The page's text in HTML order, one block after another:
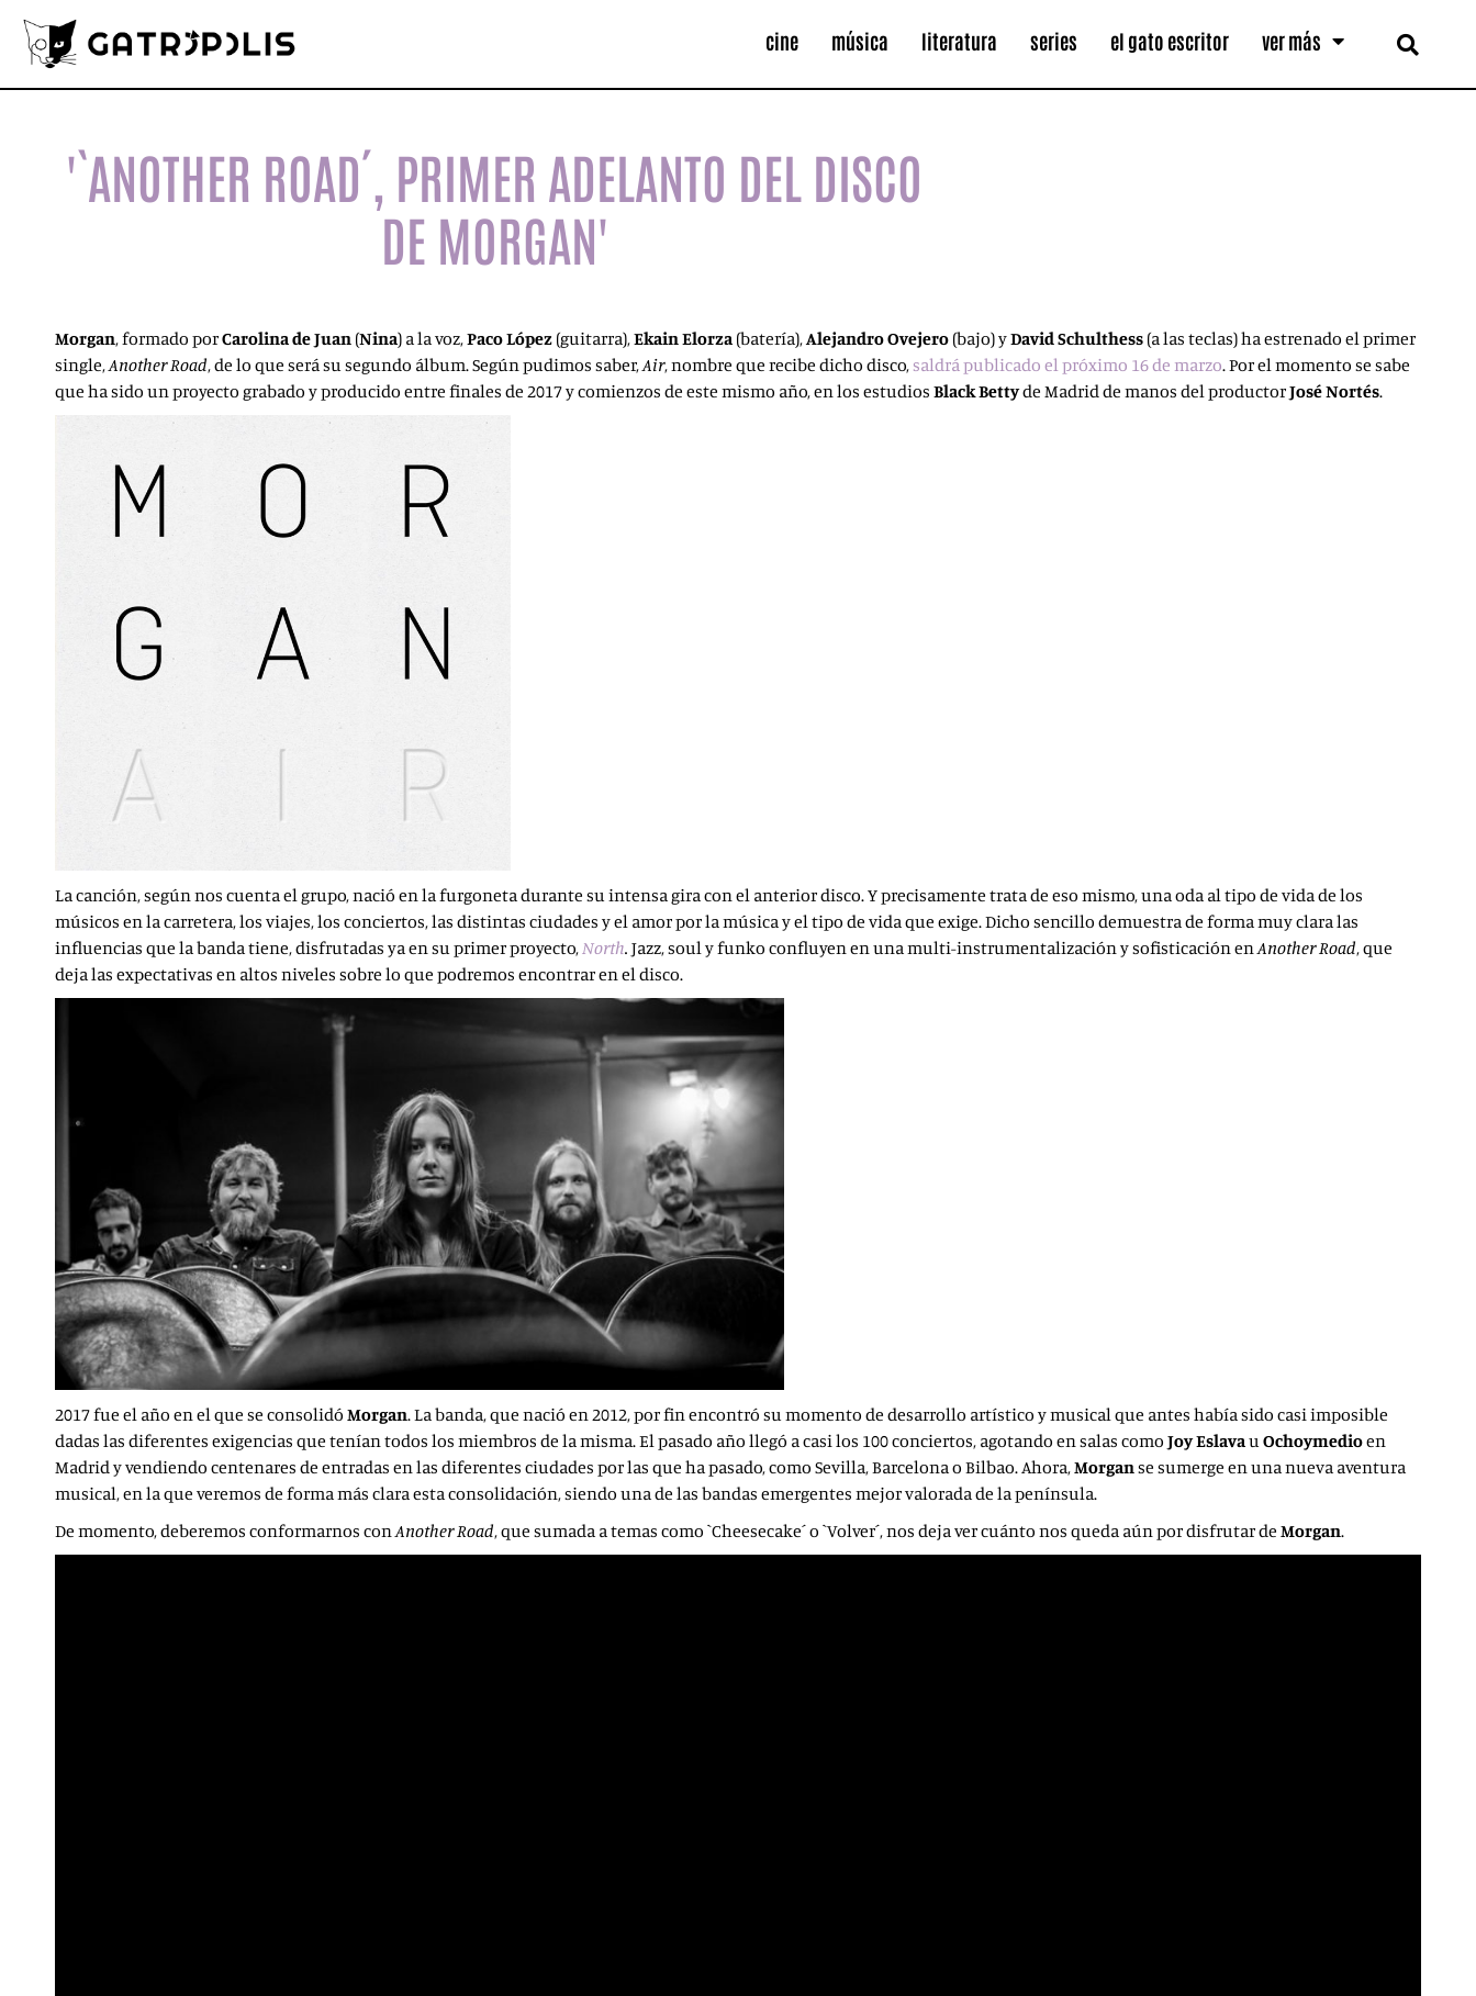
cine música literatura series el gato escritor ver más
'`ANOTHER ROAD´, PRIMER ADELANTO DEL DISCO
DE MORGAN'
Morgan, formado porCarolina de Juan (Nina) a la voz,Paco López (guitarra),Ekain Elorza (batería),Alejandro Ovejero (bajo) yDavid Schulthess (a las teclas) ha estrenado el primer
single,Another Road, de lo que será su segundo álbum. Según pudimos saber,Air, nombre que recibe dicho disco,saldrá publicado el próximo 16 de marzo. Por el momento se sabe
que ha sido un proyecto grabado y producido entre finales de 2017 y comienzos de este mismo año, en los estudios Black Bettyde Madrid de manos del productorJoséNortés.
La canción, según nos cuenta el grupo, nació en la furgoneta durante su intensa gira con el anterior disco. Y precisamente trata de eso mismo, una oda al tipo de vida de los
músicos en la carretera, los viajes, los conciertos, las distintas ciudades y el amor por la música y el tipo de vida que exige. Dicho sencillo demuestra de forma muy clara las
influencias que la banda tiene, disfrutadas ya en su primer proyecto,North. Jazz, soul y funko confluyen en una multi-instrumentalización y sofisticación enAnother Road, que
deja las expectativas en altos niveles sobre lo que podremos encontrar en el disco.
2017 fue el año en el que se consolidó Morgan. La banda, que nació en 2012, por fin encontró su momento de desarrollo artístico y musical que antes había sido casi imposible
dadas las diferentes exigencias que tenían todos los miembros de la misma. El pasado año llegó a casi los 100 conciertos, agotando en salas como Joy EslavauOchoymedioen
Madrid y vendiendo centenares de entradas en las diferentes ciudades por las que ha pasado, como Sevilla, Barcelona o Bilbao. Ahora,Morganse sumerge en una nueva aventura
musical, en la que veremos de forma más clara esta consolidación, siendo una de las bandas emergentes mejor valorada de la península.
De momento, deberemos conformarnos conAnother Road, que sumada a temas como `Cheesecake´ o `Volver´, nos deja ver cuánto nos queda aún por disfrutar de Morgan.